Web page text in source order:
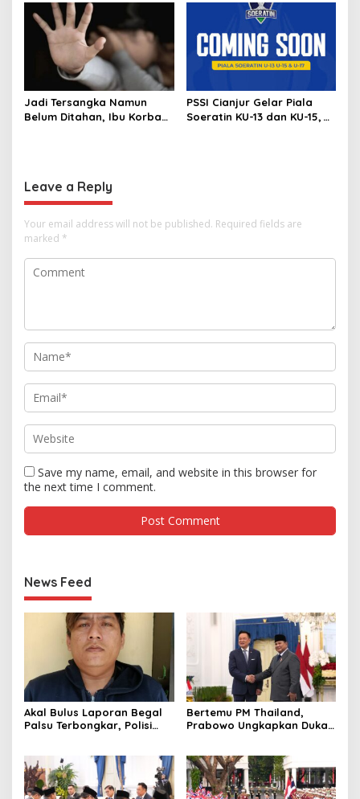
hingga Ekonomi Digital
Hubungan Indonesia-
Jadi Tersangka Namun
Belum Ditahan, Ibu Korban
PSSI Cianjur Gelar Piala
Soeratin KU-13 dan KU-15,
Leave a Reply
Your email address will not be published. Required fields are
marked *
Save my name, email, and website in this browser for
the next time I comment.
News Feed
Akal Bulus Laporan Begal
Palsu Terbongkar, Polisi
Bertemu PM Thailand,
Prabowo Ungkapkan Duka
Raja Thailand